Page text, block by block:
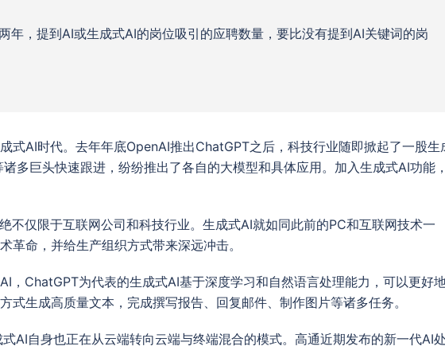
年，提到AI或生成式AI的岗位吸引的应聘数量，要比没有提到AI关键词的岗
式AI时代。去年年底OpenAI推出ChatGPT之后，科技行业随即掀起了一股生
多巨头快速跟进，纷纷推出了各自的大模型和具体应用。加入生成式AI功能
不仅限于互联网公司和科技行业。生成式AI就如同此前的PC和互联网技术一
革命，并给生产组织方式带来深远冲击。
，ChatGPT为代表的生成式AI基于深度学习和自然语言处理能力，可以更好
式生成高质量文本，完成撰写报告、回复邮件、制作图片等诸多任务。
AI自身也正在从云端转向云端与终端混合的模式。高通近期发布的新一代AI